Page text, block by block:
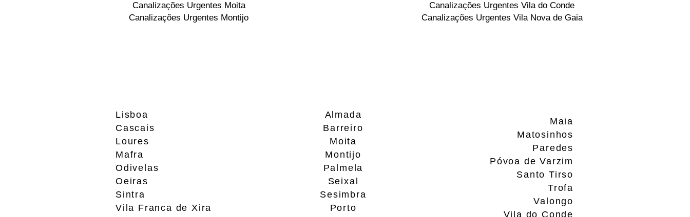
Canalizações Urgentes Moita
Canalizações Urgentes Montijo
Canalizações Urgentes Vila do Conde
Canalizações Urgentes Vila Nova de Gaia
Maia
Matosinhos
Paredes
Póvoa de Varzim
Santo Tirso
Trofa
Valongo
Vila do Conde
Lisboa
Cascais
Loures
Mafra
Odivelas
Oeiras
Sintra
Vila Franca de Xira
Almada
Barreiro
Moita
Montijo
Palmela
Seixal
Sesimbra
Porto